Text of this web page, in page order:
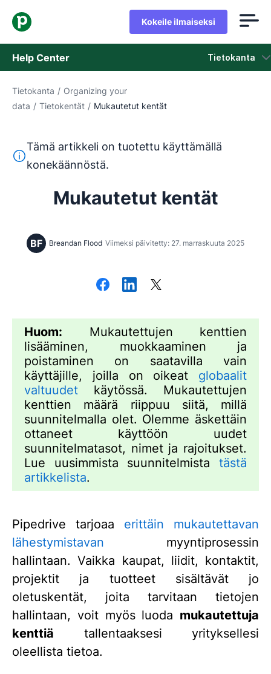
Kokeile ilmaiseksi
Help Center Tietokanta
Tietokanta
Ota yhteyttä tukeen
Tietokanta / Organizing your
data / Tietokentät / Mukautetut kentät
Tämä teksti on käännetty englannista
Tämä artikkeli on tuotettu käyttämällä
konekäännöstä.
Mukautetut kentät
BF Breandan Flood Viimeksi päivitetty: 27. marraskuuta 2025
Huom: Mukautettujen kenttien
lisääminen, muokkaaminen ja
poistaminen on saatavilla vain
käyttäjille, joilla on oikeat globaalit
valtuudet käytössä. Mukautettujen
kenttien määrä riippuu siitä, millä
suunnitelmalla olet. Olemme äskettäin
ottaneet käyttöön uudet
suunnitelmatasot, nimet ja rajoitukset.
Lue uusimmista suunnitelmista tästä
artikkelista.
Pipedrive tarjoaa erittäin mukautettavan
lähestymistavan myyntiprosessin
hallintaan. Vaikka kaupat, liidit, kontaktit,
projektit ja tuotteet sisältävät jo
oletuskentät, joita tarvitaan tietojen
hallintaan, voit myös luoda mukautettuja
kenttiä tallentaaksesi yrityksellesi
oleellista tietoa.